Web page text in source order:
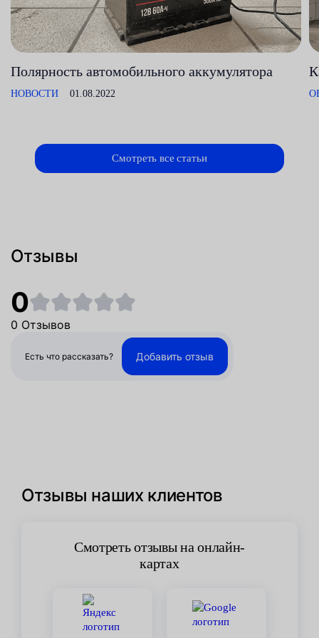
Полярность автомобильного аккумулятора
НОВОСТИ 01.08.2022
Смотреть все статьи
Отзывы
0
0 Отзывов
Есть что рассказать? Добавить отзыв
Отзывы наших клиентов
Смотреть отзывы на онлайн-
картах